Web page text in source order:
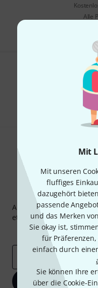
Mit
Mit unseren
fluffiges
dazugehört
passende
und das Merken
Sie okay ist,
für
einfach durch
Sie können Ihre
über die Cookie-
Alle
Gefällt
Abonniere den
etwas Glück einen von
Inspirierende
E-Mail-Adresse